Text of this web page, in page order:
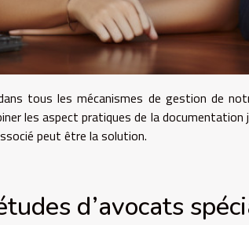
tous les mécanismes de gestion de
les aspect pratiques de la
peut être la solution.
d’avocats